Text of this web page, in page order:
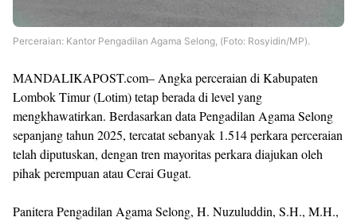
Perceraian: Kantor Pengadilan Agama Selong, (Foto: Rosyidin/MP).
MANDALIKAPOST.com– Angka perceraian di Kabupaten
Lombok Timur (Lotim) tetap berada di level yang
mengkhawatirkan. Berdasarkan data Pengadilan Agama Selong
sepanjang tahun 2025, tercatat sebanyak 1.514 perkara perceraian
telah diputuskan, dengan tren mayoritas perkara diajukan oleh
pihak perempuan atau Cerai Gugat.
Panitera Pengadilan Agama Selong, H. Nuzuluddin, S.H., M.H.,